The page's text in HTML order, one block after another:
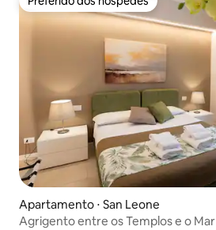
Preferido dos hóspedes
Apartamento ⋅ San Leone
Agrigento entre os Templos e o Mar